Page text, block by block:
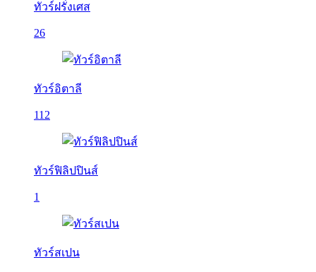
ทัวร์ฝรั่งเศส
26
ทัวร์อิตาลี
112
ทัวร์ฟิลิปปินส์
1
ทัวร์สเปน